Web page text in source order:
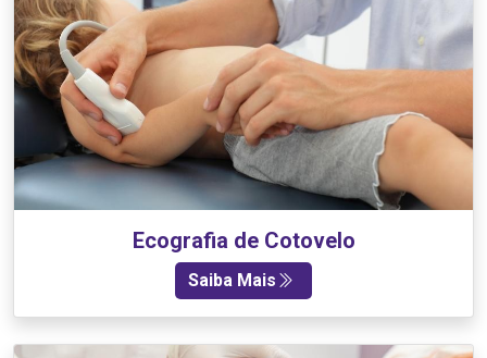
Ecografia de Cotovelo
Saiba Mais